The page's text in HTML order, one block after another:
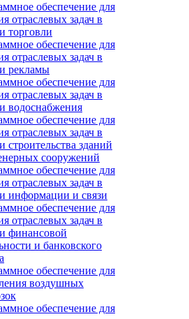
обеспечение для
отраслевых задач в
торговли
обеспечение для
отраслевых задач в
рекламы
обеспечение для
отраслевых задач в
водоснабжения
обеспечение для
отраслевых задач в
строительства зданий
сооружений
обеспечение для
отраслевых задач в
информации и связи
обеспечение для
отраслевых задач в
финансовой
и банковского
обеспечение для
воздушных
обеспечение для